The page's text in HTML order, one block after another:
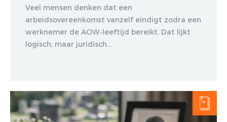
Veel mensen denken dat een
arbeidsovereenkomst vanzelf eindigt zodra een
werknemer de AOW‑leeftijd bereikt. Dat lijkt
logisch, maar juridisch...
vestibulum massa. Fusce eu lacinia
erat, quis ultricies ex. Cras placerat
suscip.